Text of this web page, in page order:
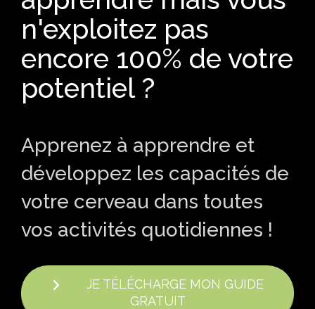
n'exploitez pas
encore 100% de votre
potentiel ?
Apprenez à apprendre et
développez les capacités de
votre cerveau dans toutes
vos activités quotidiennes !
JE TÉLÉCHARGE MON GUIDE
GRATUIT